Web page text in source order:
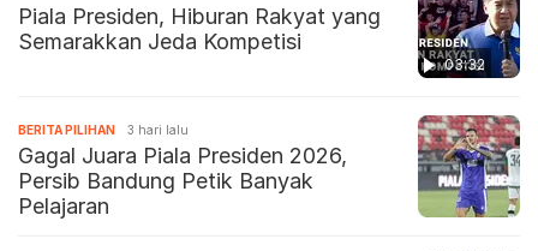
03:32
Piala Presiden, Hiburan Rakyat yang
Semarakkan Jeda Kompetisi
BERITA PILIHAN 3 hari lalu
Gagal Juara Piala Presiden 2026,
Persib Bandung Petik Banyak
Pelajaran